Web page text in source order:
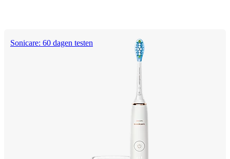
Sonicare: 60 dagen testen